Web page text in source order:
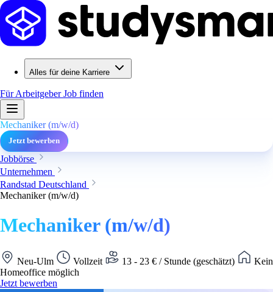
Alles für deine Karriere
Für ArbeitgeberJob finden
Mechaniker (m/w/d)
Jetzt bewerben
Jobbörse
Unternehmen
Randstad Deutschland
Mechaniker (m/w/d)
Mechaniker (m/w/d)
Neu-Ulm Vollzeit 13 - 23 € / Stunde (geschätzt)
Kein
Homeoffice möglich
Jetzt bewerben